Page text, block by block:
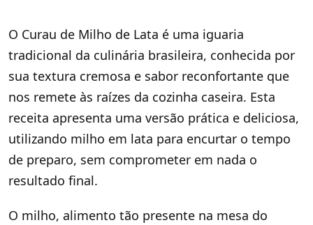
O Curau de Milho de Lata é uma iguaria
tradicional da culinária brasileira, conhecida por
sua textura cremosa e sabor reconfortante que
nos remete às raízes da cozinha caseira. Esta
receita apresenta uma versão prática e deliciosa,
utilizando milho em lata para encurtar o tempo
de preparo, sem comprometer em nada o
resultado final.
O milho, alimento tão presente na mesa do